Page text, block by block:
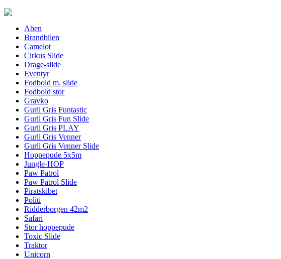
Aben
Brandbilen
Camelot
Cirkus Slide
Drage-slide
Eventyr
Fodbold m. slide
Fodbold stor
Gravko
Gurli Gris Funtastic
Gurli Gris Fun Slide
Gurli Gris PLAY
Gurli Gris Venner
Gurli Gris Venner Slide
Hoppepude 5x5m
Jungle-HOP
Paw Patrol
Paw Patrol Slide
Piratskibet
Politi
Ridderborgen 42m2
Safari
Stor hoppepude
Toxic Slide
Traktor
Unicorn